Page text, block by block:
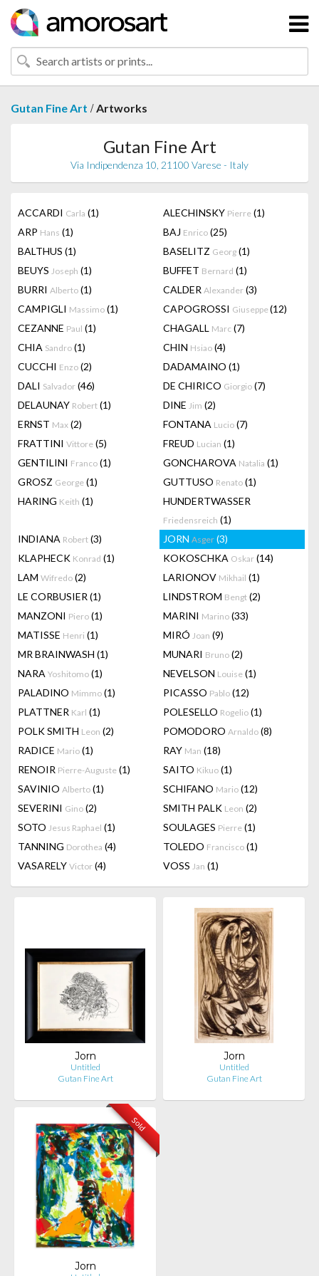
Gutan Fine Art /Artworks
Gutan Fine Art
Via Indipendenza 10, 21100 Varese - Italy
ACCARDI Carla (1) ALECHINSKY Pierre (1)
ARP Hans (1) BAJ Enrico (25)
BALTHUS (1) BASELITZ Georg (1)
BEUYS Joseph (1) BUFFET Bernard (1)
BURRI Alberto (1) CALDER Alexander (3)
CAMPIGLI Massimo (1) CAPOGROSSI Giuseppe(12)
CEZANNE Paul (1) CHAGALL Marc (7)
CHIA Sandro (1) CHIN Hsiao (4)
CUCCHI Enzo (2) DADAMAINO (1)
DALI Salvador (46) DE CHIRICO Giorgio (7)
DELAUNAY Robert (1) DINE Jim (2)
ERNST Max (2) FONTANA Lucio (7)
FRATTINI Vittore (5) FREUD Lucian (1)
GENTILINI Franco (1) GONCHAROVA Natalia (1)
GROSZ George (1) GUTTUSO Renato (1)
HARING Keith (1) HUNDERTWASSER
Friedensreich (1)
INDIANA Robert (3) JORN Asger (3)
KLAPHECK Konrad (1) KOKOSCHKA Oskar (14)
LAM Wifredo (2) LARIONOV Mikhail (1)
LE CORBUSIER (1) LINDSTROM Bengt (2)
MANZONI Piero (1) MARINI Marino (33)
MATISSE Henri (1) MIRÓ Joan (9)
MR BRAINWASH (1) MUNARI Bruno (2)
NARA Yoshitomo (1) NEVELSON Louise (1)
PALADINO Mimmo (1) PICASSO Pablo (12)
PLATTNER Karl (1) POLESELLO Rogelio (1)
POLK SMITH Leon (2) POMODORO Arnaldo (8)
RADICE Mario (1) RAY Man (18)
RENOIR Pierre-Auguste (1) SAITO Kikuo (1)
SAVINIO Alberto (1) SCHIFANO Mario (12)
SEVERINI Gino (2) SMITH PALK Leon (2)
SOTO Jesus Raphael (1) SOULAGES Pierre (1)
TANNING Dorothea (4) TOLEDO Francisco (1)
VASARELY Victor (4) VOSS Jan (1)
Jorn
Untitled
Gutan Fine Art
Jorn
Untitled
Gutan Fine Art
Sold
Jorn